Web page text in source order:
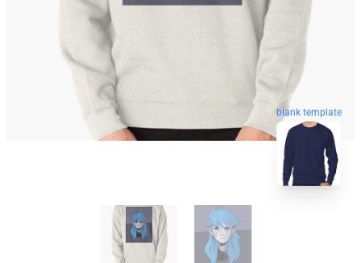
blank template